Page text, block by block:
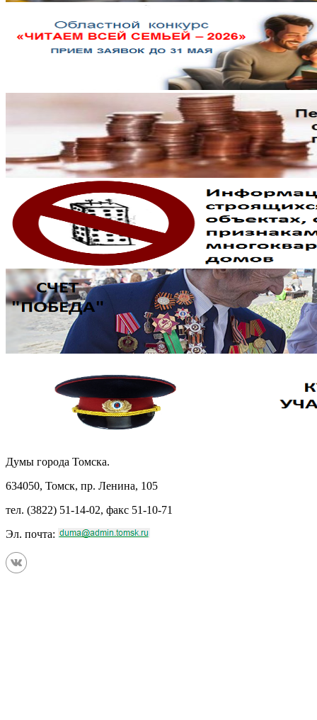
Думы города Томска.
634050, Томск, пр. Ленина, 105
тел. (3822) 51-14-02, факс 51-10-71
Эл. почта: